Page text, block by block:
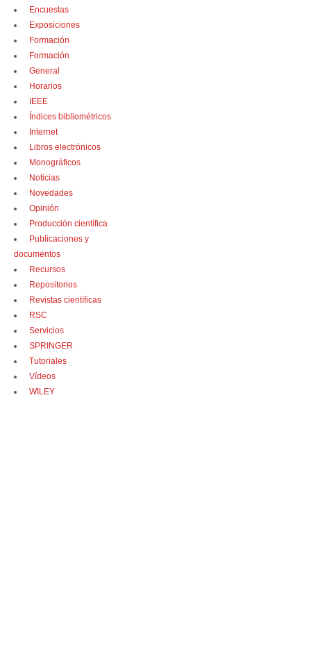
Encuestas
Exposiciones
Formación
Formación
General
Horarios
IEEE
Índices bibliométricos
Internet
Libros electrónicos
Monográficos
Noticias
Novedades
Opinión
Producción científica
Publicaciones y
documentos
Recursos
Repositorios
Revistas científicas
RSC
Servicios
SPRINGER
Tutoriales
Vídeos
WILEY